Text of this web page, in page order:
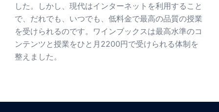
した。しかし、現代はインターネットを利用すること
で、だれでも、いつでも、低料金で最高の品質の授業
を受けられるのです。ワインブックスは最高水準のコ
ンテンツと授業をひと月2200円で受けられる体制を
整えました。